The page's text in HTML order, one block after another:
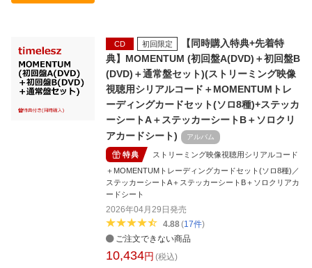
CD 初回限定
【同時購入特典+先着特
典】MOMENTUM (初回盤A(DVD)＋初回盤B
(DVD)＋通常盤セット)(ストリーミング映像
視聴用シリアルコード＋MOMENTUMトレ
ーディングカードセット(ソロ8種)+ステッカ
ーシートA＋ステッカーシートB＋ソロクリ
アカードシート)
アルバム
特典
ストリーミング映像視聴用シリアルコード
＋MOMENTUMトレーディングカードセット(ソロ8種)／
ステッカーシートA＋ステッカーシートB＋ソロクリアカ
ードシート
2026年04月29日発売
4.88(17件)
ご注文できない商品
10,434円 (税込)